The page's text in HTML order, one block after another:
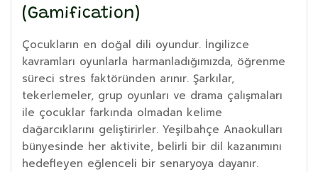
(Gamification)
Çocukların en doğal dili oyundur. İngilizce
kavramları oyunlarla harmanladığımızda, öğrenme
süreci stres faktöründen arınır. Şarkılar,
tekerlemeler, grup oyunları ve drama çalışmaları
ile çocuklar farkında olmadan kelime
dağarcıklarını geliştirirler. Yeşilbahçe Anaokulları
bünyesinde her aktivite, belirli bir dil kazanımını
hedefleyen eğlenceli bir senaryoya dayanır.